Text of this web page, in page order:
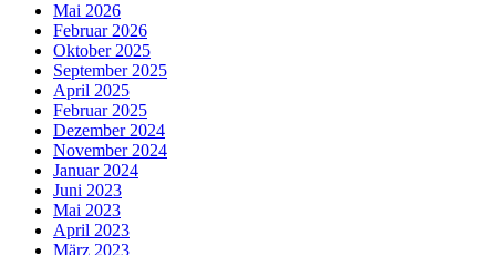
Mai 2026
Februar 2026
Oktober 2025
September 2025
April 2025
Februar 2025
Dezember 2024
November 2024
Januar 2024
Juni 2023
Mai 2023
April 2023
März 2023